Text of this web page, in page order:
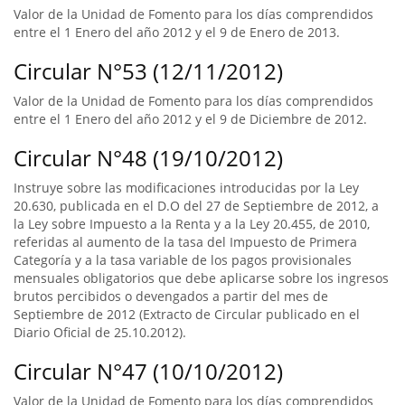
Valor de la Unidad de Fomento para los días comprendidos
entre el 1 Enero del año 2012 y el 9 de Enero de 2013.
Circular N°53 (12/11/2012)
Valor de la Unidad de Fomento para los días comprendidos
entre el 1 Enero del año 2012 y el 9 de Diciembre de 2012.
Circular N°48 (19/10/2012)
Instruye sobre las modificaciones introducidas por la Ley
20.630, publicada en el D.O del 27 de Septiembre de 2012, a
la Ley sobre Impuesto a la Renta y a la Ley 20.455, de 2010,
referidas al aumento de la tasa del Impuesto de Primera
Categoría y a la tasa variable de los pagos provisionales
mensuales obligatorios que debe aplicarse sobre los ingresos
brutos percibidos o devengados a partir del mes de
Septiembre de 2012 (Extracto de Circular publicado en el
Diario Oficial de 25.10.2012).
Circular N°47 (10/10/2012)
Valor de la Unidad de Fomento para los días comprendidos